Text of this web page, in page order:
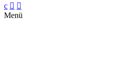
c  
Menü